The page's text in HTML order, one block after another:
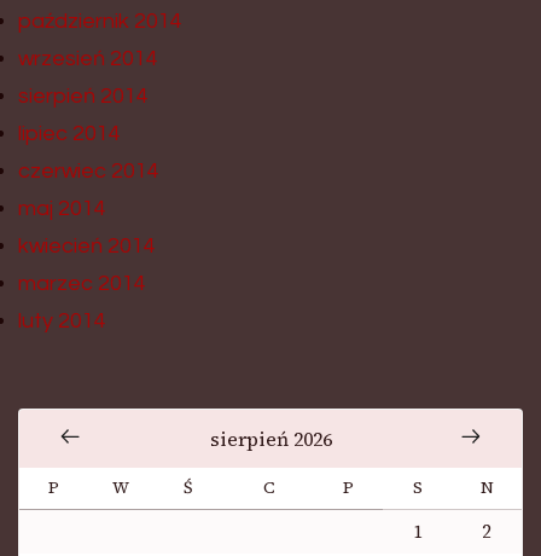
październik 2014
wrzesień 2014
sierpień 2014
lipiec 2014
czerwiec 2014
maj 2014
kwiecień 2014
marzec 2014
luty 2014
sierpień 2026
P W Ś C P S N
1 2